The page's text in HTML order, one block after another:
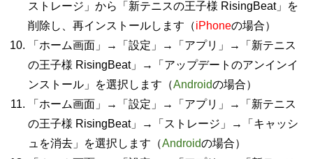
ストレージ」から「新テニスの王子様 RisingBeat」を
削除し、再インストールします（iPhoneの場合）
「ホーム画面」→「設定」→「アプリ」→「新テニス
の王子様 RisingBeat」→「アップデートのアンインイ
ンストール」を選択します（Androidの場合）
「ホーム画面」→「設定」→「アプリ」→「新テニス
の王子様 RisingBeat」→「ストレージ」→「キャッシ
ュを消去」を選択します（Androidの場合）